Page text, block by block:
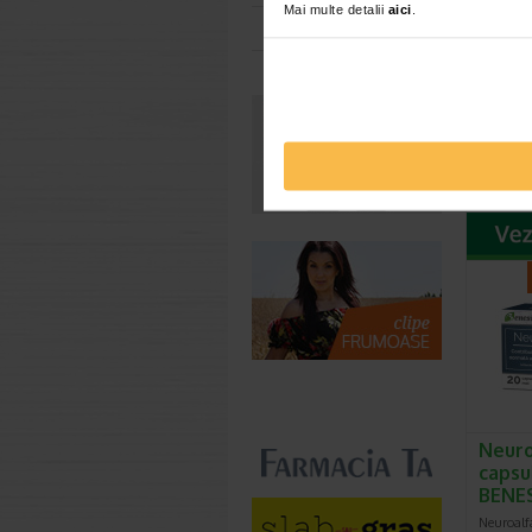
Mai multe detalii aici
somn